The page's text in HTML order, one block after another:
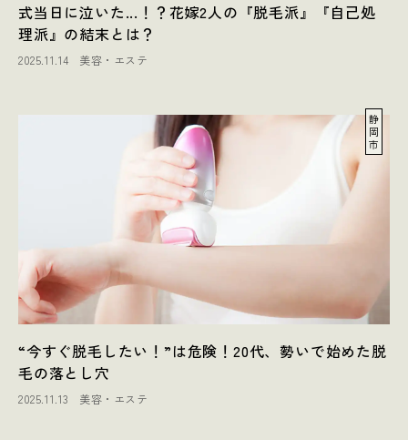
式当日に泣いた...！？花嫁2人の『脱毛派』『自己処
理派』の結末とは？
2025.11.14 美容・エステ
静
岡
市
“今すぐ脱毛したい！”は危険！20代、勢いで始めた脱
毛の落とし穴
2025.11.13 美容・エステ